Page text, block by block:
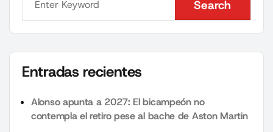
Search
Search
Entradas recientes
Alonso apunta a 2027: El bicampeón no
contempla el retiro pese al bache de Aston Martin